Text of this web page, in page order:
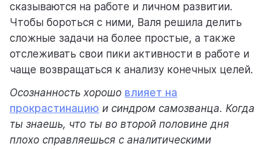
сказываются на работе и личном развитии.
Чтобы бороться с ними, Валя решила делить
сложные задачи на более простые, а также
отслеживать свои пики активности в работе и
чаще возвращаться к анализу конечных целей.
Осознанность хорошо влияет на
прокрастинацию и синдром самозванца. Когда
ты знаешь, что ты во второй половине дня
плохо справляешься с аналитическими